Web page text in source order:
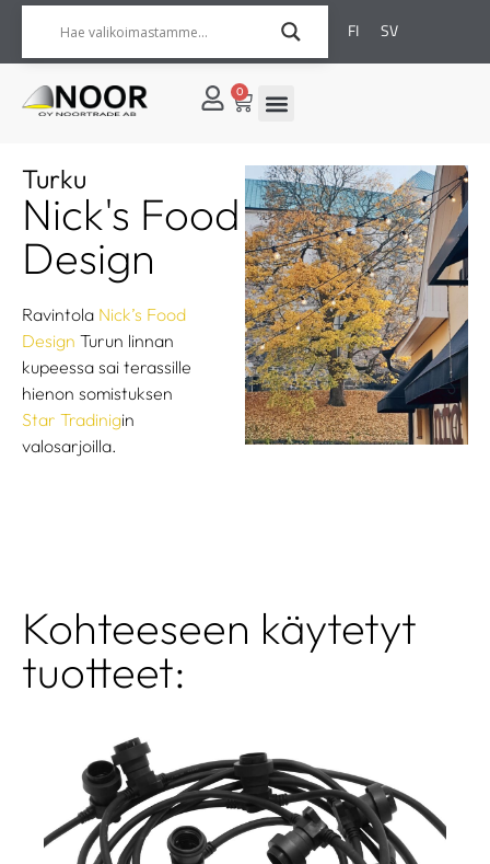
FI SV
0
Turku
Nick's Food
Design
Ravintola Nick’s Food
Design Turun linnan
kupeessa sai terassille
hienon somistuksen
Star Tradinigin
valosarjoilla.
Kohteeseen käytetyt
tuotteet: